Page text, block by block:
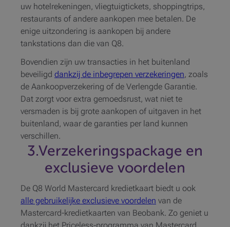
uw hotelrekeningen, vliegtuigtickets, shoppingtrips,
restaurants of andere aankopen mee betalen. De
enige uitzondering is aankopen bij andere
tankstations dan die van Q8.
Bovendien zijn uw transacties in het buitenland
beveiligd dankzij de inbegrepen verzekeringen, zoals
de Aankoopverzekering of de Verlengde Garantie.
Dat zorgt voor extra gemoedsrust, wat niet te
versmaden is bij grote aankopen of uitgaven in het
buitenland, waar de garanties per land kunnen
verschillen.
3.Verzekeringspackage en
exclusieve voordelen
De Q8 World Mastercard kredietkaart biedt u ook
alle gebruikelijke exclusieve voordelen van de
Mastercard-kredietkaarten van Beobank. Zo geniet u